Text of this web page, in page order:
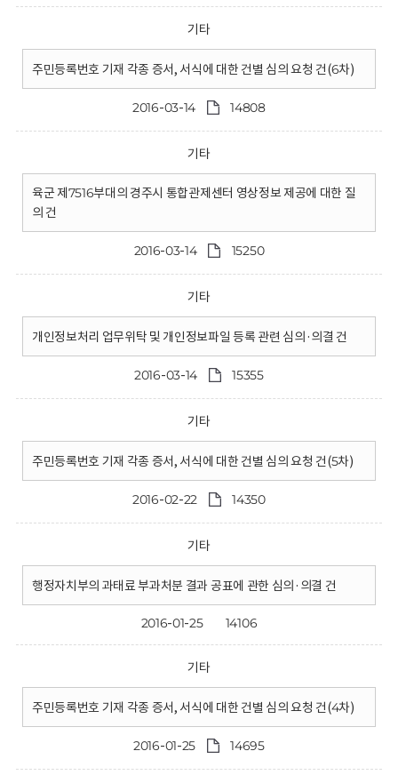
기타
주민등록번호 기재 각종 증서, 서식에 대한 건별 심의 요청 건(6차)
2016-03-14 14808
기타
육군 제7516부대의 경주시 통합관제센터 영상정보 제공에 대한 질
의 건
2016-03-14 15250
기타
개인정보처리 업무위탁 및 개인정보파일 등록 관련 심의·의결 건
2016-03-14 15355
기타
주민등록번호 기재 각종 증서, 서식에 대한 건별 심의 요청 건(5차)
2016-02-22 14350
기타
행정자치부의 과태료 부과처분 결과 공표에 관한 심의·의결 건
2016-01-25 14106
기타
주민등록번호 기재 각종 증서, 서식에 대한 건별 심의 요청 건(4차)
2016-01-25 14695